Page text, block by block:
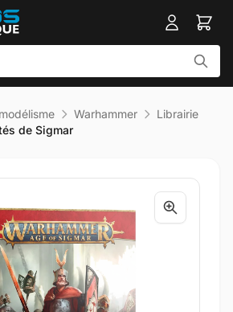
Warhammer
Librairie
de Sigmar